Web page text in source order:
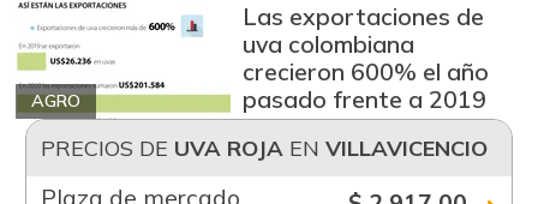
AGRO
Las exportaciones de
uva colombiana
crecieron 600% el año
pasado frente a 2019
PRECIOS DE UVA ROJAEN VILLAVICENCIO
Plaza de mercado